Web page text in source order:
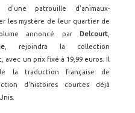
d'une patrouille d'animaux-
les mystère de leur quartier de
annoncé par Delcourt
, rejoindra la collection
avec un prix fixé à 19,99 euros. Il
la traduction française de
d'histoires courtes déjà